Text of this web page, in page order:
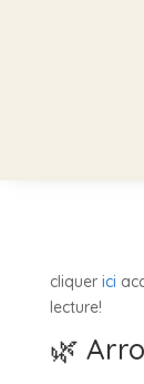
cliquer ici
lecture!
🌿